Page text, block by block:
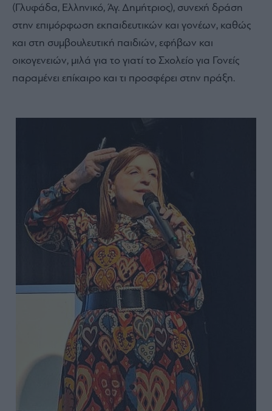
(Γλυφάδα, Ελληνικό, Άγ. Δημήτριος), συνεχή δράση
στην επιμόρφωση εκπαιδευτικών και γονέων, καθώς
και στη συμβουλευτική παιδιών, εφήβων και
οικογενειών, μιλά για το γιατί το Σχολείο για Γονείς
παραμένει επίκαιρο και τι προσφέρει στην πράξη.